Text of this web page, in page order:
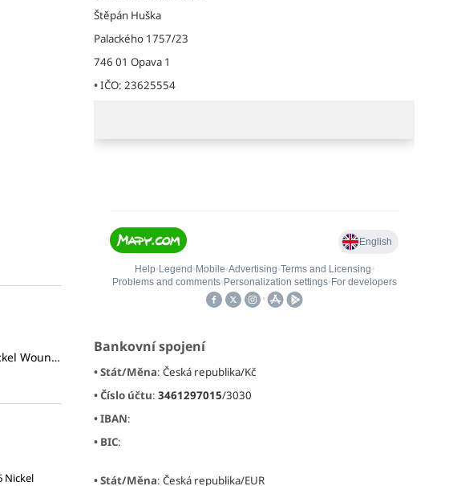
Curt Mangan Strings - 45-105 Nickel Wound (4-String) Bass
struny pro baskytaru
Nickel
Štěpán Huška
Palackého 1757/23
746 01 Opava 1
•IČO: 23625554
Bankovní spojení
• Stát/Měna: Česká republika/Kč
• Číslo účtu: 3461297015/3030
• IBAN:
• BIC:
• Stát/Měna: Česká republika/EUR
CURT MANGAN STRINGS - KUSOVÉ
STRUNY HLADKÉ